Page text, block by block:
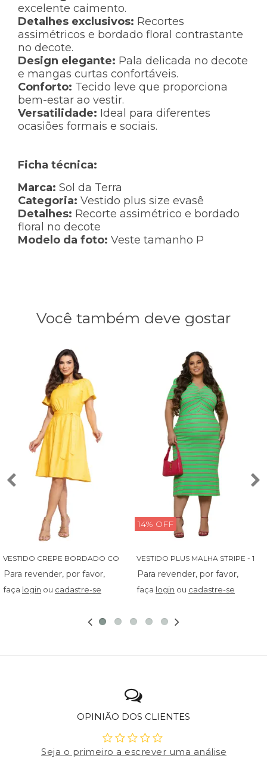
excelente caimento.
Detalhes exclusivos: Recortes
assimétricos e bordado floral contrastante
no decote.
Design elegante: Pala delicada no decote
e mangas curtas confortáveis.
Conforto: Tecido leve que proporciona
bem-estar ao vestir.
Versatilidade: Ideal para diferentes
ocasiões formais e sociais.
Ficha técnica:
Marca: Sol da Terra
Categoria: Vestido plus size evasê
Detalhes: Recorte assimétrico e bordado
floral no decote
Modelo da foto: Veste tamanho P
Você também deve gostar
faça login ou cadastre-se
14% OFF
faça login ou cadastre-se
OPINIÃO DOS CLIENTES
Seja o primeiro a escrever uma análise